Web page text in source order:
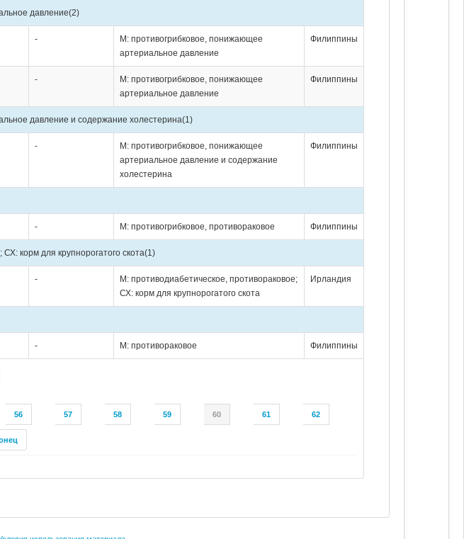
56 57 58 59 60 61 62
давление(2)
-
М: противогрибковое, понижающее
артериальное давление
Филиппины
-
М: противогрибковое, понижающее
артериальное давление
Филиппины
давление и содержание холестерина(1)
-
М: противогрибковое, понижающее
артериальное давление и содержание
холестерина
Филиппины
- М: противогрибковое, противораковое Филиппины
корм для крупнорогатого скота(1)
-
М: противодиабетическое, противораковое;
СХ: корм для крупнорогатого скота
Ирландия
- М: противораковое Филиппины